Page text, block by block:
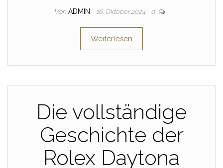
Von ADMIN 16. Oktober 2024 0
Weiterlesen
Die vollständige
Geschichte der
Rolex Daytona